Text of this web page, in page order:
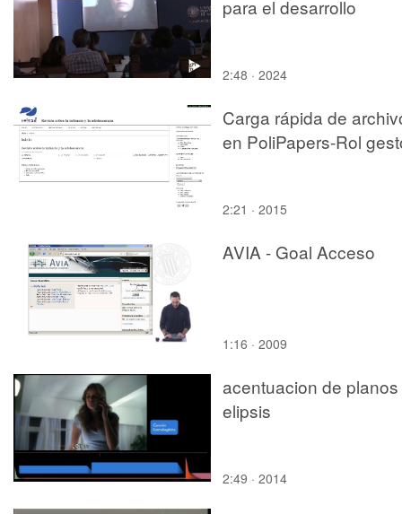
para el desarrollo
2:48 · 2024
Carga rápida de
en PoliPapers-Rol
2:21 · 2015
AVIA - Goal Acceso
1:16 · 2009
acentuacion de
elipsis
2:49 · 2014